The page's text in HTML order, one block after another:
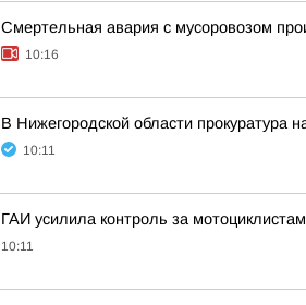
Смертельная авария с мусоровозом
10:16
В Нижегородской области прокуратура
10:11
ГАИ усилила контроль за
10:11